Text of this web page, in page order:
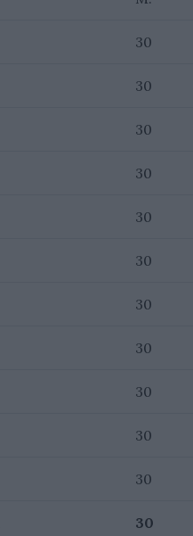
30
30
30
30
30
30
30
30
30
30
30
30